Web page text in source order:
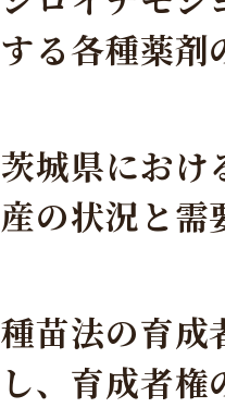
する各種薬剤
茨城県におけ
産の状況と需
種苗法の育成
し、育成者権